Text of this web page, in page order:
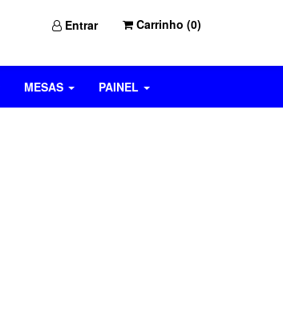
Entrar Carrinho (0)
MESAS PAINEL